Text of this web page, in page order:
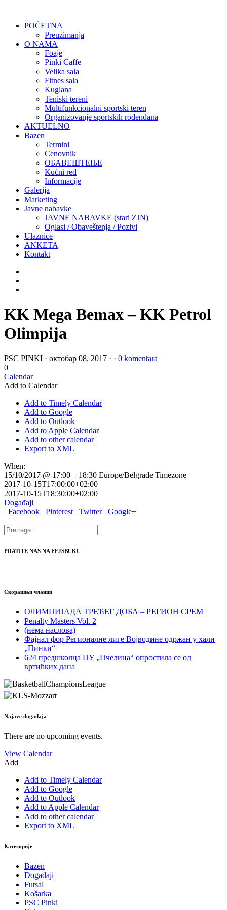
POČETNA
Preuzimanja
O NAMA
Foaje
Pinki Caffe
Velika sala
Fitnes sala
Kuglana
Teniski tereni
Multifunkcionalni sportski teren
Organizovanje sportskih rođendana
AKTUELNO
Bazen
Termini
Cenovnik
ОБАВЕШТЕЊЕ
Kućni red
Informacije
Galerija
Marketing
Javne nabavke
JAVNE NABAVKE (stari ZJN)
Oglasi / Obaveštenja / Pozivi
Ulaznice
ANKETA
Kontakt
KK Mega Bemax – KK Petrol
Olimpija
PSC PINKI · октобар 08, 2017 · · 0 komentara
0
Calendar
Add to Calendar
Add to Timely Calendar
Add to Google
Add to Outlook
Add to Apple Calendar
Add to other calendar
Export to XML
When:
15/10/2017 @ 17:00 – 18:30 Europe/Belgrade Timezone
2017-10-15T17:00:00+02:00
2017-10-15T18:30:00+02:00
Događaji
Facebook
Pinterest Twitter Google+
PRATITE NAS NA FEJSBUKU
Скорашњи чланци
ОЛИМПИЈАДА ТРЕЋЕГ ДОБА – РЕГИОН СРЕМ
Penalty Masters Vol. 2
(нема наслова)
Фајнал фор Регионалне лиге Војводине одржан у хали
„Пинки“
624 предшколца ПУ „Пчелица“ опростила се од
вртићких дана
Najave događaja
There are no upcoming events.
View Calendar
Add
Add to Timely Calendar
Add to Google
Add to Outlook
Add to Apple Calendar
Add to other calendar
Export to XML
Категорије
Bazen
Događaji
Futsal
Košarka
PSC Pinki